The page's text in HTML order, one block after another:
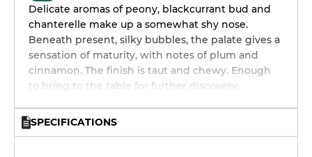
Delicate aromas of peony, blackcurrant bud and
chanterelle make up a somewhat shy nose.
Beneath present, silky bubbles, the palate gives a
sensation of maturity, with notes of plum and
cinnamon. The finish is taut and chewy. Enough
to bring to the table for further discovery.
SPECIFICATIONS